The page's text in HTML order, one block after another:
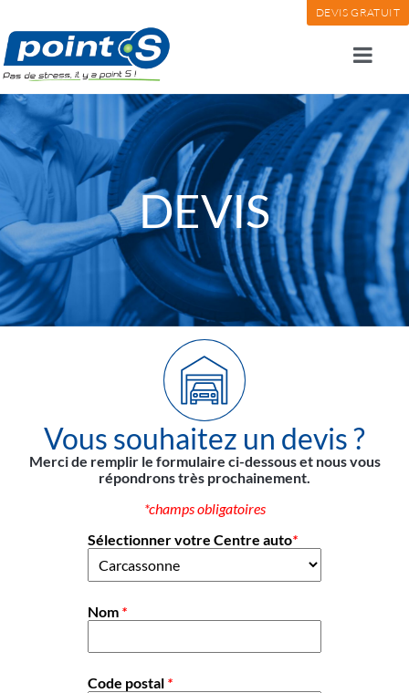
DEVIS GRATUIT
DEVIS
Vous souhaitez un devis ?
Merci de remplir le formulaire ci-dessous et nous vous
répondrons très prochainement.
*champs obligatoires
Sélectionner votre Centre auto*
Nom *
Code postal *